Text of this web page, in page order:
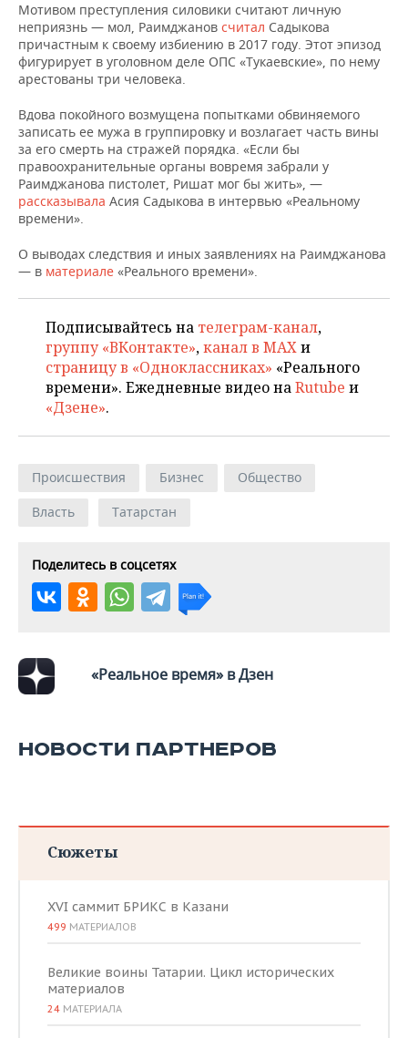
Мотивом преступления силовики считают личную
неприязнь — мол, Раимджанов считал Садыкова
причастным к своему избиению в 2017 году. Этот эпизод
фигурирует в уголовном деле ОПС «Тукаевские», по нему
арестованы три человека.
Вдова покойного возмущена попытками обвиняемого
записать ее мужа в группировку и возлагает часть вины
за его смерть на стражей порядка. «Если бы
правоохранительные органы вовремя забрали у
Раимджанова пистолет, Ришат мог бы жить», —
рассказывала Асия Садыкова в интервью «Реальному
времени».
О выводах следствия и иных заявлениях на Раимджанова
— в материале «Реального времени».
Подписывайтесь на телеграм-канал,
группу «ВКонтакте»,канал в MAXи
страницу в «Одноклассниках» «Реального
времени». Ежедневные видео наRutube и
«Дзене».
Происшествия Бизнес
Общество
Власть
Татарстан
Поделитесь в соцсетях
«Реальное время» в Дзен
НОВОСТИ ПАРТНЕРОВ
Сюжеты
XVI саммит БРИКС в Казани
499 МАТЕРИАЛОВ
Великие воины Татарии. Цикл исторических
материалов
24 МАТЕРИАЛА